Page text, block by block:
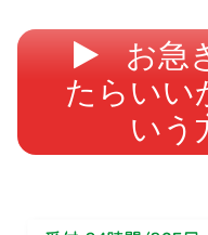
お急
たらいい
いう